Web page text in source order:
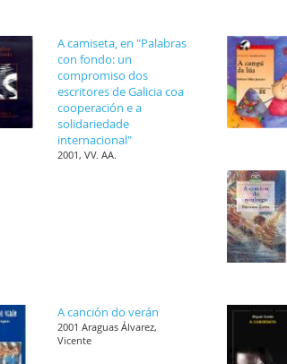
A camiseta, en "Palabras
con fondo: un
compromiso dos
escritores de Galicia coa
cooperación e a
solidariedade
internacional"
2001, VV. AA.
A canción do verán
2001 Araguas Álvarez,
Vicente